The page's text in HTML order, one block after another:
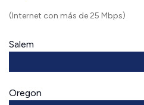
(Internet con más de 25 Mbps)
Salem
Oregon